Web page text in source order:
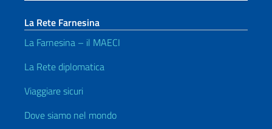
La Rete Farnesina
La Farnesina – il MAECI
La Rete diplomatica
Viaggiare sicuri
Dove siamo nel mondo